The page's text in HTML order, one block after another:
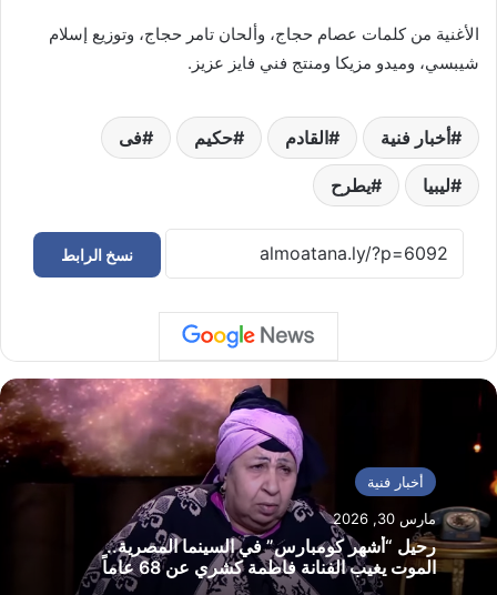
الأغنية من كلمات عصام حجاج، وألحان تامر حجاج، وتوزيع إسلام
شيبسي، وميدو مزيكا ومنتج فني فايز عزيز.
أخبار فنية القادم حكيم فى
ليبيا يطرح
نسخ الرابط
أخبار فنية
مارس 30, 2026
رحيل “أشهر كومبارس” في السينما المصرية..
الموت يغيب الفنانة فاطمة كشري عن 68 عاماً